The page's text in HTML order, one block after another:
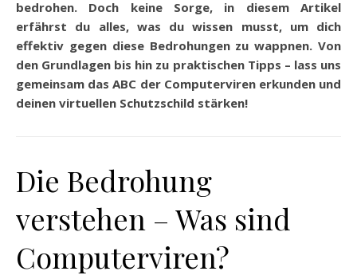
bedrohen. Doch keine Sorge, in diesem Artikel
erfährst du alles, was du wissen musst, um dich
effektiv gegen diese Bedrohungen zu wappnen. Von
den Grundlagen bis hin zu praktischen Tipps – lass uns
gemeinsam das ABC der Computerviren erkunden und
deinen virtuellen Schutzschild stärken!
Die Bedrohung
verstehen – Was sind
Computerviren?